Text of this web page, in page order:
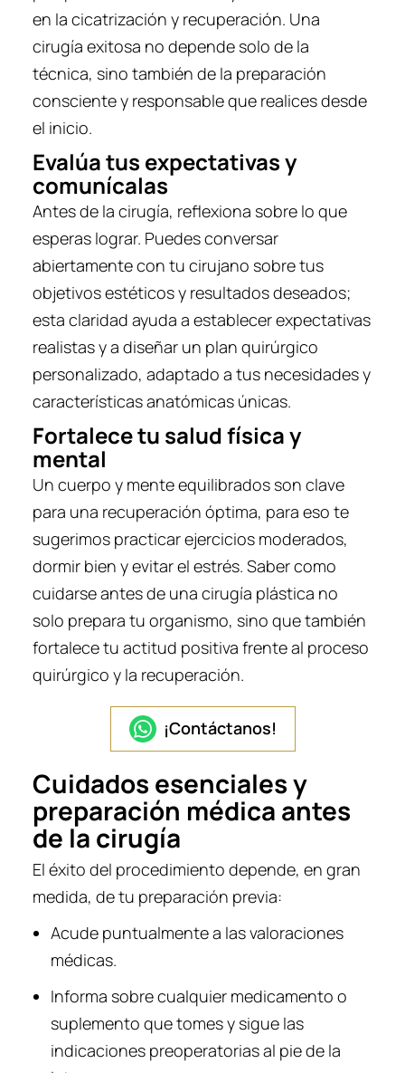
en la cicatrización y recuperación. Una
cirugía exitosa no depende solo de la
técnica, sino también de la preparación
consciente y responsable que realices desde
el inicio.
Evalúa tus expectativas y
comunícalas
Antes de la cirugía, reflexiona sobre lo que
esperas lograr. Puedes conversar
abiertamente con tu cirujano sobre tus
objetivos estéticos y resultados deseados;
esta claridad ayuda a establecer expectativas
realistas y a diseñar un plan quirúrgico
personalizado, adaptado a tus necesidades y
características anatómicas únicas.
Fortalece tu salud física y
mental
Un cuerpo y mente equilibrados son clave
para una recuperación óptima, para eso te
sugerimos practicar ejercicios moderados,
dormir bien y evitar el estrés. Saber como
cuidarse antes de una cirugía plástica no
solo prepara tu organismo, sino que también
fortalece tu actitud positiva frente al proceso
quirúrgico y la recuperación.
¡Contáctanos!
Cuidados esenciales y
preparación médica antes
de la cirugía
El éxito del procedimiento depende, en gran
medida, de tu preparación previa:
Acude puntualmente a las valoraciones
médicas.
Informa sobre cualquier medicamento o
suplemento que tomes y sigue las
indicaciones preoperatorias al pie de la